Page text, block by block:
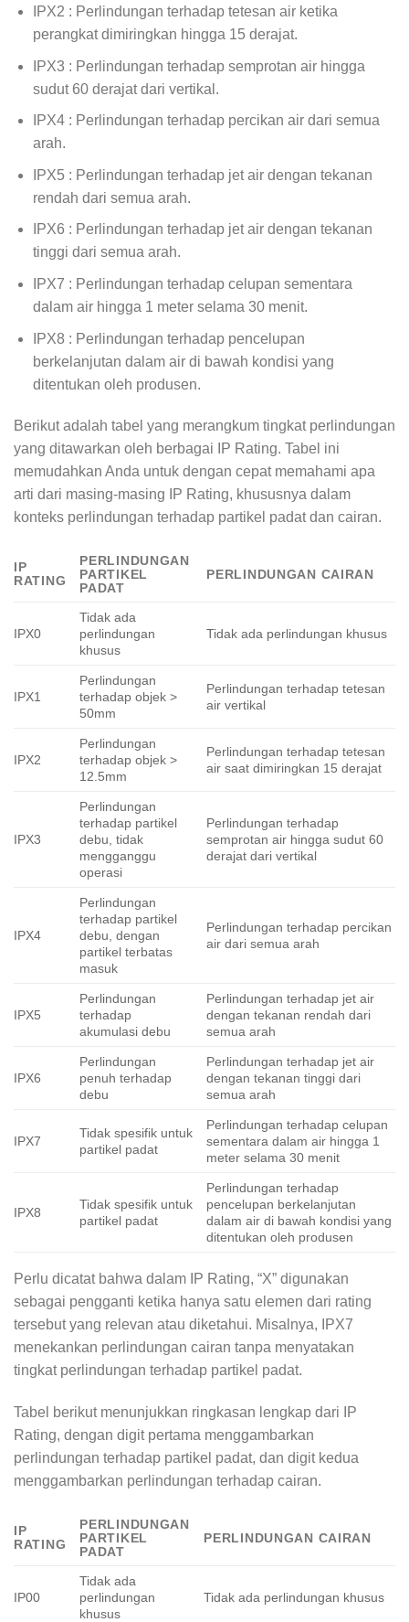
IPX2 : Perlindungan terhadap tetesan air ketika
perangkat dimiringkan hingga 15 derajat.
IPX3 : Perlindungan terhadap semprotan air hingga
sudut 60 derajat dari vertikal.
IPX4 : Perlindungan terhadap percikan air dari semua
arah.
IPX5 : Perlindungan terhadap jet air dengan tekanan
rendah dari semua arah.
IPX6 : Perlindungan terhadap jet air dengan tekanan
tinggi dari semua arah.
IPX7 : Perlindungan terhadap celupan sementara
dalam air hingga 1 meter selama 30 menit.
IPX8 : Perlindungan terhadap pencelupan
berkelanjutan dalam air di bawah kondisi yang
ditentukan oleh produsen.
Berikut adalah tabel yang merangkum tingkat perlindungan
yang ditawarkan oleh berbagai IP Rating. Tabel ini
memudahkan Anda untuk dengan cepat memahami apa
arti dari masing-masing IP Rating, khususnya dalam
konteks perlindungan terhadap partikel padat dan cairan.
IP
RATING
PERLINDUNGAN
PARTIKEL
PADAT
PERLINDUNGAN CAIRAN
IPX0
Tidak ada
perlindungan
khusus
Tidak ada perlindungan khusus
IPX1
Perlindungan
terhadap objek >
50mm
Perlindungan terhadap tetesan
air vertikal
IPX2
Perlindungan
terhadap objek >
12.5mm
Perlindungan terhadap tetesan
air saat dimiringkan 15 derajat
IPX3
Perlindungan
terhadap partikel
debu, tidak
mengganggu
operasi
Perlindungan terhadap
semprotan air hingga sudut 60
derajat dari vertikal
IPX4
Perlindungan
terhadap partikel
debu, dengan
partikel terbatas
masuk
Perlindungan terhadap percikan
air dari semua arah
IPX5
Perlindungan
terhadap
akumulasi debu
Perlindungan terhadap jet air
dengan tekanan rendah dari
semua arah
IPX6
Perlindungan
penuh terhadap
debu
Perlindungan terhadap jet air
dengan tekanan tinggi dari
semua arah
IPX7
Tidak spesifik untuk
partikel padat
Perlindungan terhadap celupan
sementara dalam air hingga 1
meter selama 30 menit
IPX8
Tidak spesifik untuk
partikel padat
Perlindungan terhadap
pencelupan berkelanjutan
dalam air di bawah kondisi yang
ditentukan oleh produsen
Perlu dicatat bahwa dalam IP Rating, “X” digunakan
sebagai pengganti ketika hanya satu elemen dari rating
tersebut yang relevan atau diketahui. Misalnya, IPX7
menekankan perlindungan cairan tanpa menyatakan
tingkat perlindungan terhadap partikel padat.
Tabel berikut menunjukkan ringkasan lengkap dari IP
Rating, dengan digit pertama menggambarkan
perlindungan terhadap partikel padat, dan digit kedua
menggambarkan perlindungan terhadap cairan.
IP
RATING
PERLINDUNGAN
PARTIKEL
PADAT
PERLINDUNGAN CAIRAN
IP00
Tidak ada
perlindungan
khusus
Tidak ada perlindungan khusus